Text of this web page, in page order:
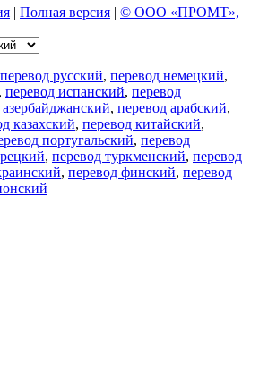
| Полная версия | © ООО «ПРОМТ»,
перевод русский, перевод немецкий,
, перевод испанский, перевод
, перевод арабский,
казахский, перевод китайский,
португальский, перевод
, перевод туркменский, перевод
, перевод финский, перевод